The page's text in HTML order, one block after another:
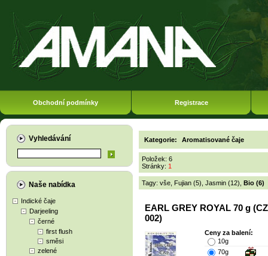
Obchodní podmínky Registrace
Vyhledávání
Naše nabídka
Indické čaje
Darjeeling
černé
first flush
směsi
zelené
Kategorie: Aromatisované čaje
Položek: 6
Stránky: 1
Tagy: vše Fujian (5) Jasmin (12) Bio (6)
EARL GREY ROYAL 70 g
002)
Ceny za balení:
10g
70g